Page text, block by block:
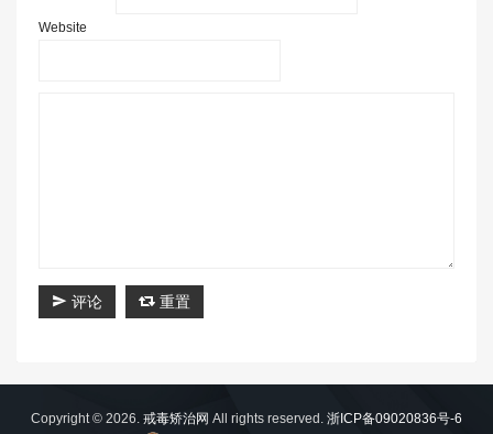
Website
评论 重置
Copyright © 2026. 戒毒矫治网 All rights reserved. 浙ICP备09020836号-6